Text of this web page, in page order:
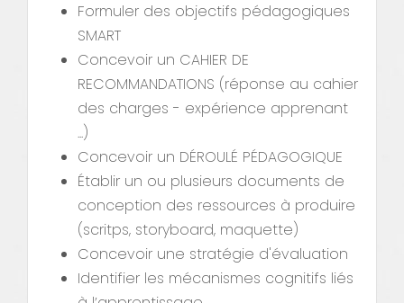
Formuler des objectifs pédagogiques
SMART
Concevoir un CAHIER DE
RECOMMANDATIONS (réponse au cahier
des charges - expérience apprenant
...)
Concevoir un DÉROULÉ PÉDAGOGIQUE
Établir un ou plusieurs documents de
conception des ressources à produire
(scritps, storyboard, maquette)
Concevoir une stratégie d'évaluation
Identifier les mécanismes cognitifs liés